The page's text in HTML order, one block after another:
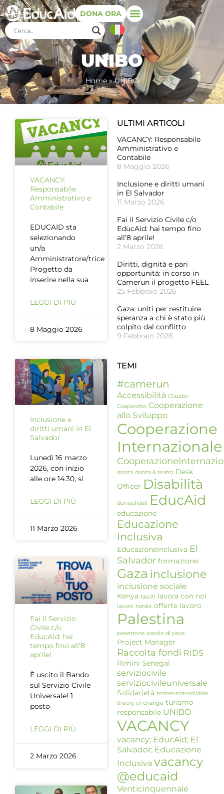
DONA ORA
UNIBO
Home»UNIBO
VACANCY:
Responsabile
Amministrativo e
Contabile
EDUCAID sta
selezionando
un/a
Amministratore/trice
Progetto da
inserire nella sua
LEGGI DI PIÙ
8 Maggio 2026
Inclusione e
diritti umani in El
Salvador
Lunedì 16 marzo
2026, con inizio
alle ore 14.30, si
LEGGI DI PIÙ
11 Marzo 2026
Fai il Servizio
Civile c/o
EducAid: hai
tempo fino all’8
aprile!
È uscito il Bando
sul Servizio Civile
Universale! 1
posto
LEGGI DI PIÙ
2 Marzo 2026
ULTIMI ARTICOLI
VACANCY: Responsabile
Amministrativo e
Contabile
8 Maggio 2026
Inclusione e diritti umani
in El Salvador
11 Marzo 2026
Fai il Servizio Civile c/o
EducAid: hai tempo fino
all’8 aprile!
2 Marzo 2026
Diritti, dignità e pari
opportunità: in corso in
Camerun il progetto FEEL
25 Febbraio 2026
Gaza: uniti per restituire
speranza a chi è stato più
colpito dal conflitto
9 Febbraio 2026
TEMI
#camerun
Accessibilità Claudio
Gasparotto Cooperazione
allo Sviluppo
Cooperazione
Internazionale
danza danza & teatro Desk
Officer Disabilità
donisolidali EducAid
educazione
Educazione
Inclusiva
EducazioneInclusiva El
Salvador formazione
Gaza inclusione
inclusione sociale
Kenya lasciti lavora con noi
lavoro natale offerte lavoro
Palestina
panettone parole di pace
Project Manager
Raccolta fondi RIDS
Rimini Senegal
serviziocivile
serviziocivileuniversale
Solidarietà testamentosolidale
theory of change turismo
responsabile UNIBO
VACANCY
vacancy; EducAid; El
Salvador; Educazione
Inclusiva vacancy
@educaid
Venticinquennale